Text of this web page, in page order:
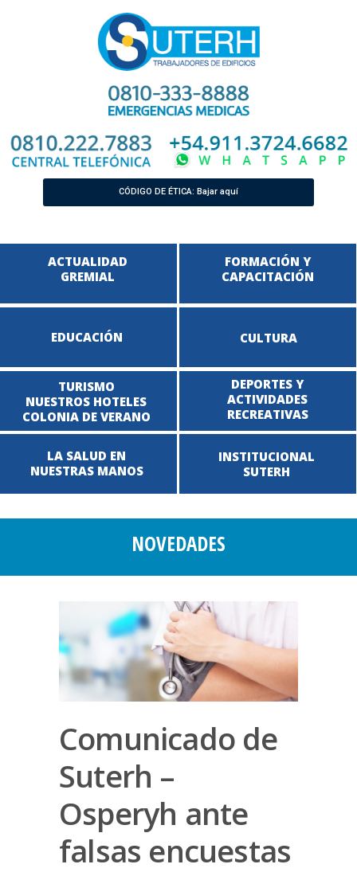
CÓDIGO DE ÉTICA: Bajar aquí
ACTUALIDAD
GREMIAL
EDUCACIÓN CULTURA
TURISMO
NUESTROS HOTELES
COLONIA DE VERANO
DEPORTES Y
ACTIVIDADES
RECREATIVAS
LA SALUD EN
NUESTRAS MANOS
INSTITUCIONAL
SUTERH
FORMACIÓN Y
CAPACITACIÓN
NOVEDADES
Comunicado de
Suterh –
Osperyh ante
falsas encuestas